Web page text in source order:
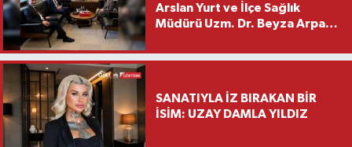
Arslan Yurt ve İlçe Sağlık
Müdürü Uzm. Dr. Beyza Arpacı
Ziyareti
SANATIYLA İZ BIRAKAN BİR
İSİM: UZAY DAMLA YILDIZ